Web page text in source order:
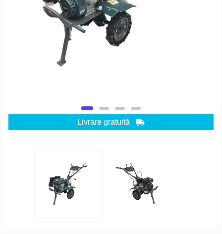
Livrare gratuită